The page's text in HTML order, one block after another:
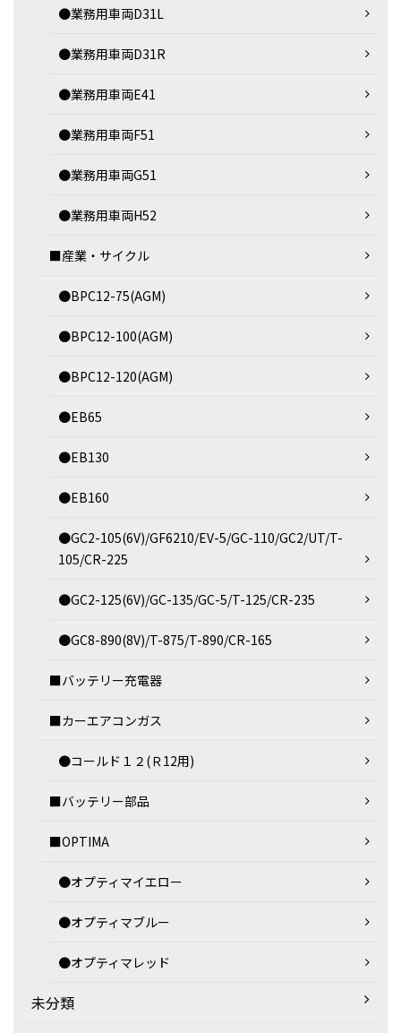
●業務用車両D31L
●業務用車両D31R
●業務用車両E41
●業務用車両F51
●業務用車両G51
●業務用車両H52
■産業・サイクル
●BPC12-75(AGM)
●BPC12-100(AGM)
●BPC12-120(AGM)
●EB65
●EB130
●EB160
●GC2-105(6V)/GF6210/EV-5/GC-110/GC2/UT/T-
105/CR-225
●GC2-125(6V)/GC-135/GC-5/T-125/CR-235
●GC8-890(8V)/T-875/T-890/CR-165
■バッテリー充電器
■カーエアコンガス
●コールド１２(Ｒ12用)
■バッテリー部品
■OPTIMA
●オプティマイエロー
●オプティマブルー
●オプティマレッド
未分類